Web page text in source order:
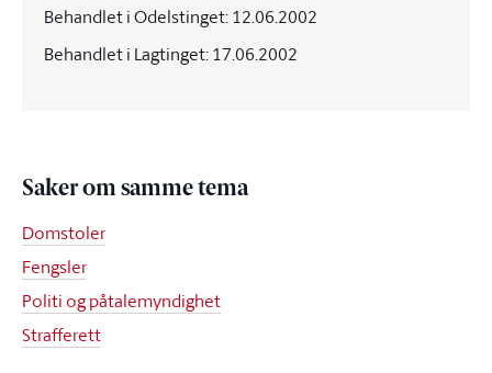
Behandlet i Odelstinget: 12.06.2002
Behandlet i Lagtinget: 17.06.2002
Saker om samme tema
Domstoler
Fengsler
Politi og påtalemyndighet
Strafferett